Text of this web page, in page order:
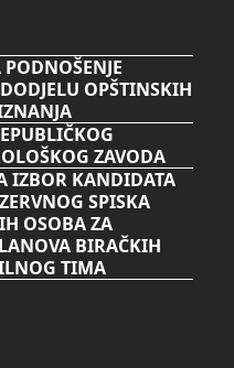
OPŠTINSKIH
ZAVODA
IZBOR KANDIDATA
SPISKA
OSOBA ZA
BIRAČKIH
TIMA